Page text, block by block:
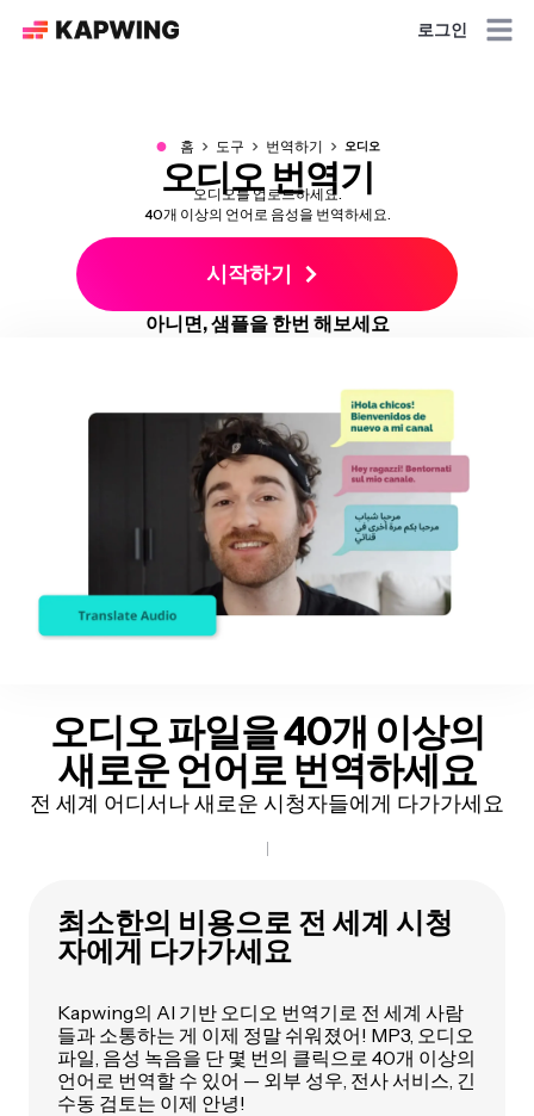
로그인
● 홈 도구 번역하기 오디오
오디오 번역기
오디오를 업로드하세요.
40개 이상의 언어로 음성을 번역하세요.
시작하기
아니면, 샘플을 한번 해보세요
오디오파일을 40개 이상의
새로운 언어로 번역하세요
전 세계 어디서나 새로운 시청자들에게 다가가세요
최소한의 비용으로 전 세계 시청
자에게 다가가세요
Kapwing의 AI 기반 오디오 번역기로 전 세계 사람
들과 소통하는 게 이제 정말 쉬워졌어! MP3, 오디오
파일, 음성 녹음을 단 몇 번의 클릭으로 40개 이상의
언어로 번역할 수 있어 — 외부 성우, 전사 서비스, 긴
수동 검토는 이제 안녕!